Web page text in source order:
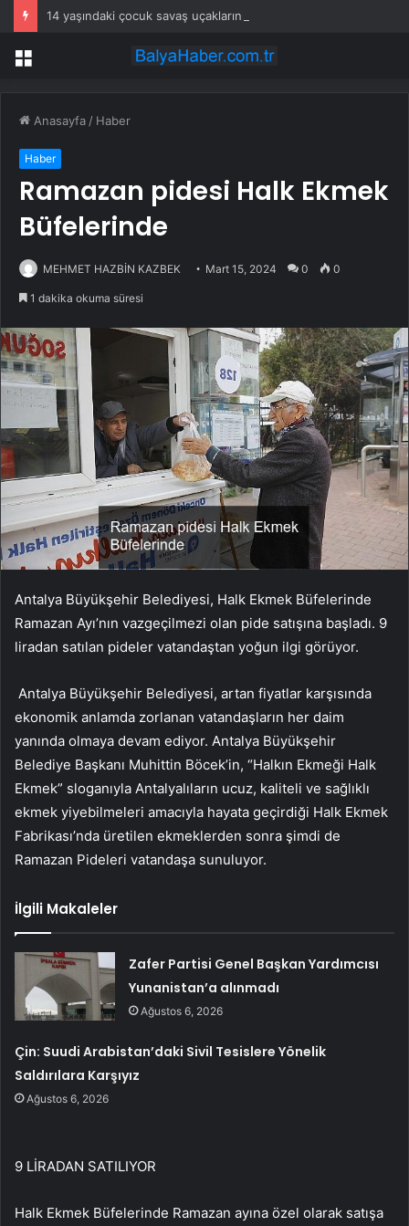
14 yaşındaki çocuk savaş uçaklarını alarma geçirdi
Menü
Anasayfa / Haber
Haber
Ramazan pidesi Halk Ekmek
Büfelerinde
MEHMET HAZBİN KAZBEK Mart 15, 2024 0 0
1 dakika okuma süresi
Antalya Büyükşehir Belediyesi, Halk Ekmek Büfelerinde
Ramazan Ayı’nın vazgeçilmezi olan pide satışına başladı. 9
liradan satılan pideler vatandaştan yoğun ilgi görüyor.
Antalya Büyükşehir Belediyesi, artan fiyatlar karşısında
ekonomik anlamda zorlanan vatandaşların her daim
yanında olmaya devam ediyor. Antalya Büyükşehir
Belediye Başkanı Muhittin Böcek’in, “Halkın Ekmeği Halk
Ekmek” sloganıyla Antalyalıların ucuz, kaliteli ve sağlıklı
ekmek yiyebilmeleri amacıyla hayata geçirdiği Halk Ekmek
Fabrikası’nda üretilen ekmeklerden sonra şimdi de
Ramazan Pideleri vatandaşa sunuluyor.
İlgili Makaleler
Zafer Partisi Genel Başkan Yardımcısı
Yunanistan’a alınmadı
Ağustos 6, 2026
Çin: Suudi Arabistan’daki Sivil Tesislere Yönelik
Saldırılara Karşıyız
Ağustos 6, 2026
9 LİRADAN SATILIYOR
Halk Ekmek Büfelerinde Ramazan ayına özel olarak satışa